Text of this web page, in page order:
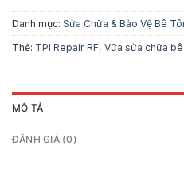
Danh mục: Sửa Chữa & Bảo Vệ Bê
Thẻ: TPI Repair RF, Vữa sửa chữa
MÔ TẢ
ĐÁNH GIÁ (0)